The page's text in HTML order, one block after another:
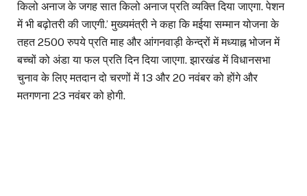
किलो अनाज के जगह सात किलो अनाज प्रति व्यक्ति दिया जाएगा. पेशन
में भी बढ़ोतरी की जाएगी.’ मुख्यमंत्री ने कहा कि मईया सम्मान योजना के
तहत 2500 रुपये प्रति माह और आंगनवाड़ी केन्द्रों में मध्याह्न भोजन में
बच्चों को अंडा या फल प्रति दिन दिया जाएगा. झारखंड में विधानसभा
चुनाव के लिए मतदान दो चरणों में 13 और 20 नवंबर को होंगे और
मतगणना 23 नवंबर को होगी.